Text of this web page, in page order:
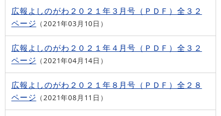
広報よしのがわ２０２１年３月号（ＰＤＦ）全３２
ページ
2021年03月10日
広報よしのがわ２０２１年４月号（ＰＤＦ）全３２
ページ
2021年04月14日
広報よしのがわ２０２１年８月号（ＰＤＦ）全２８
ページ
2021年08月11日